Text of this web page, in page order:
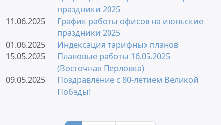
праздники 2025
11.06.2025
График работы офисов на июньские
праздники 2025
01.06.2025
Индексация тарифных планов
15.05.2025
Плановые работы 16.05.2025
(Восточная Перловка)
09.05.2025
Поздравление с 80-летием Великой
Победы!